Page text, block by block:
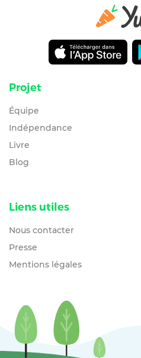
Projet
Équipe
Indépendance
Livre
Blog
Liens utiles
Nous contacter
Presse
Mentions légales